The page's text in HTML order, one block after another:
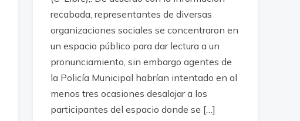
recabada, representantes de diversas
organizaciones sociales se concentraron en
un espacio público para dar lectura a un
pronunciamiento, sin embargo agentes de
la Policía Municipal habrían intentado en al
menos tres ocasiones desalojar a los
participantes del espacio donde se […]